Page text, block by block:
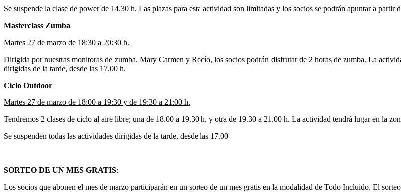
Se suspende la clase de power de 14.30 h. Las plazas para esta actividad son limitadas y los socios se podrán apuntar a partir
Masterclass Zumba
Martes 27 de marzo de 18:30 a 20:30 h.
Dirigida por nuestras monitoras de zumba, Mary Carmen y Rocío, los socios podrán disfrutar de 2 horas de zumba. La
dirigidas de la tarde, desde las 17.00 h.
Ciclo Outdoor
Martes 27 de marzo de 18:00 a 19:30 y de 19:30 a 21:00 h.
Tendremos 2 clases de ciclo al aire libre; una de 18.00 a 19.30 h. y otra de 19.30 a 21.00 h. La actividad tendrá lugar en la
Se suspenden todas las actividades dirigidas de la tarde, desde las 17.00
SORTEO DE UN MES GRATIS:
Los socios que abonen el mes de marzo participarán en un sorteo de un mes gratis en la modalidad de Todo Incluido. El